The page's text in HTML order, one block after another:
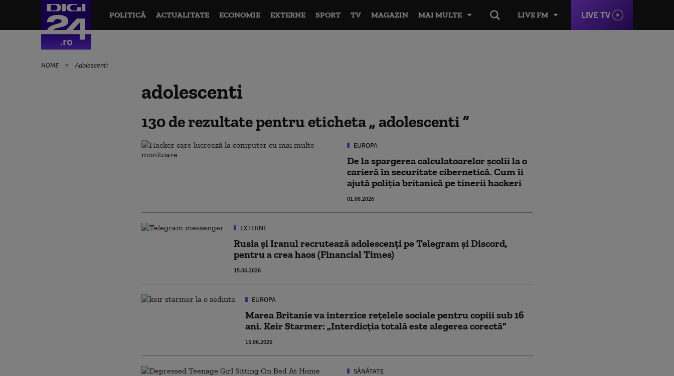
LIVE FM LIVE TV
POLITICĂ ACTUALITATE ECONOMIE EXTERNE SPORT TV MAGAZIN MAI MULTE
HOME Adolescenti
adolescenti
130 de rezultate pentru eticheta adolescenti
EUROPA
De la spargerea calculatoarelor școlii la o
carieră în securitate cibernetică. Cum îi
ajută poliția britanică pe tinerii hackeri
01.08.2026
EXTERNE
Rusia și Iranul recrutează adolescenți pe Telegram și Discord,
pentru a crea haos (Financial Times)
15.06.2026
EUROPA
Marea Britanie va interzice rețelele sociale pentru copiii sub 16
ani. Keir Starmer: „Interdicția totală este alegerea corectă”
15.06.2026
SĂNĂTATE